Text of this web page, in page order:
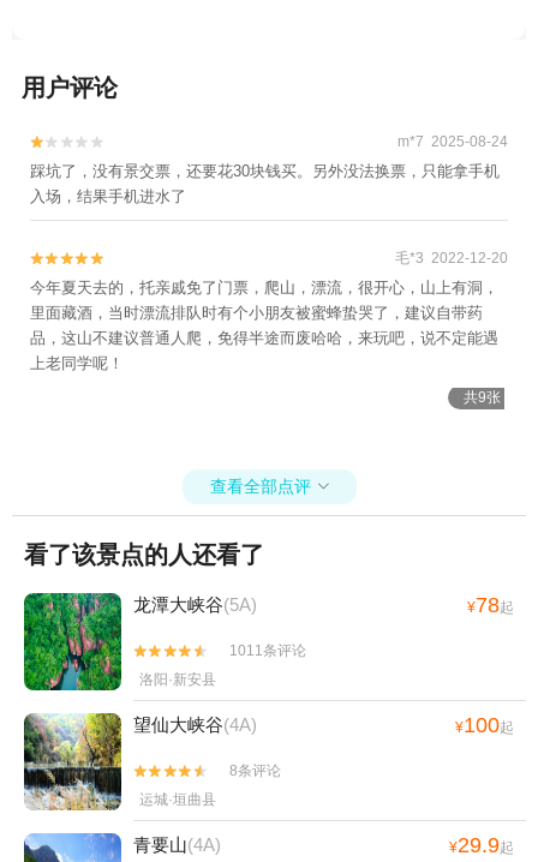
用户评论

 m*7 2025-08-24
踩坑了，没有景交票，还要花30块钱买。另外没法换票，只能拿手机
入场，结果手机进水了

 毛*3 2022-12-20
今年夏天去的，托亲戚免了门票，爬山，漂流，很开心，山上有洞，
里面藏酒，当时漂流排队时有个小朋友被蜜蜂蛰哭了，建议自带药
品，这山不建议普通人爬，免得半途而废哈哈，来玩吧，说不定能遇
上老同学呢！
共9张
查看全部点评 
看了该景点的人还看了
龙潭大峡谷(5A) ¥78起


1011条评论
洛阳·新安县
望仙大峡谷(4A) ¥100起


8条评论
运城·垣曲县
青要山(4A) ¥29.9起